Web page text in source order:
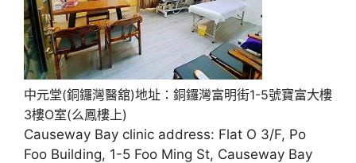
中元堂(銅鑼灣醫舘)地址：銅鑼灣富明街1-5號寶富大樓
3樓O室(么鳳樓上)
Causeway Bay clinic address: Flat O 3/F, Po
Foo Building, 1-5 Foo Ming St, Causeway Bay